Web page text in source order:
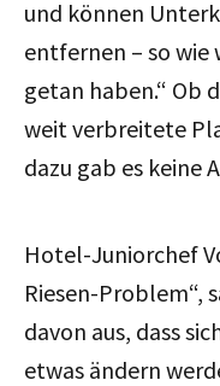
und können
entfernen – so wie
getan haben.“ Ob
weit verbreitete
dazu gab es keine
Hotel-Juniorchef
Riesen-Problem“,
davon aus, dass
etwas ändern